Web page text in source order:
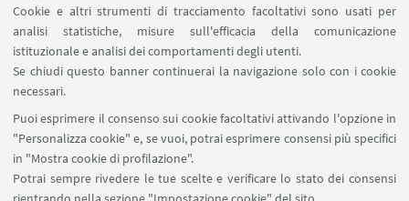
Cookie e altri strumenti di tracciamento facoltativi sono usati per
analisi statistiche, misure sull'efficacia della comunicazione
istituzionale e analisi dei comportamenti degli utenti.
Se chiudi questo banner continuerai la navigazione solo con i cookie
necessari.
Puoi esprimere il consenso sui cookie facoltativi attivando l'opzione in
"Personalizza cookie" e, se vuoi, potrai esprimere consensi più specifici
in "Mostra cookie di profilazione".
Potrai sempre rivedere le tue scelte e verificare lo stato dei consensi
Via Irnerio 48 - 40126 Bologna
+39 051 2091511
dibinem.donazionedelcorpo@unibo.it